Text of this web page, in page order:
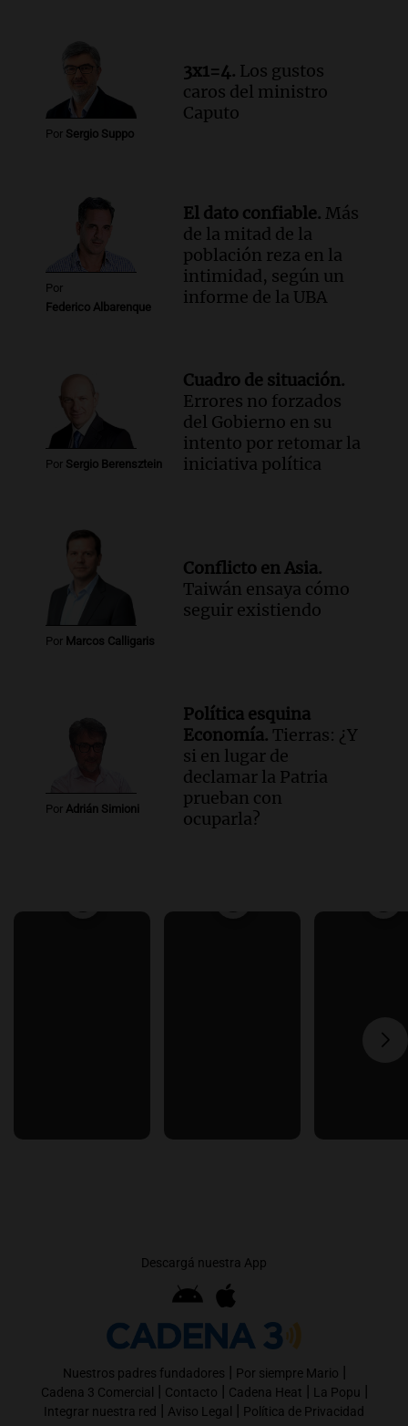
Episodios
Por Sergio Suppo
3x1=4. Los gustos
caros del ministro
Caputo
Por
Federico Albarenque
El dato confiable. Más
de la mitad de la
población reza en la
intimidad, según un
informe de la UBA
Por Sergio Berensztein
Cuadro de situación.
Errores no forzados
del Gobierno en su
intento por retomar la
iniciativa política
Por Marcos Calligaris
Conflicto en Asia.
Taiwán ensaya cómo
seguir existiendo
Por Adrián Simioni
Política esquina
Economía. Tierras: ¿Y
si en lugar de
declamar la Patria
prueban con
ocuparla?
Descargá nuestra App
Nuestros padres fundadores | Por siempre Mario |
Cadena 3 Comercial | Contacto | Cadena Heat | La Popu |
Integrar nuestra red | Aviso Legal | Política de Privacidad